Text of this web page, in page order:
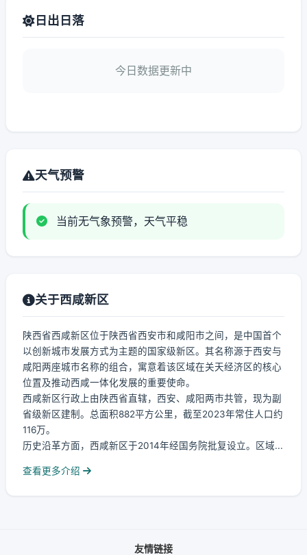
日出日落
今日数据更新中
天气预警
当前无气象预警，天气平稳
关于西咸新区
陕西省西咸新区位于陕西省西安市和咸阳市之间，是中国首个
以创新城市发展方式为主题的国家级新区。其名称源于西安与
咸阳两座城市名称的组合，寓意着该区域在关天经济区的核心
位置及推动西咸一体化发展的重要使命。
西咸新区行政上由陕西省直辖，西安、咸阳两市共管，现为副
省级新区建制。总面积882平方公里，截至2023年常住人口约
116万。
历史沿革方面，西咸新区于2014年经国务院批复设立。区域...
查看更多介绍
友情链接